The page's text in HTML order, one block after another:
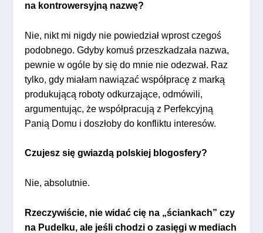
na kontrowersyjną nazwę?
Nie, nikt mi nigdy nie powiedział wprost czegoś
podobnego. Gdyby komuś przeszkadzała nazwa,
pewnie w ogóle by się do mnie nie odezwał. Raz
tylko, gdy miałam nawiązać współpracę z marką
produkującą roboty odkurzające, odmówili,
argumentując, że współpracują z Perfekcyjną
Panią Domu i doszłoby do konfliktu interesów.
Czujesz się gwiazdą polskiej blogosfery?
Nie, absolutnie.
Rzeczywiście, nie widać cię na „ściankach” czy
na Pudelku, ale jeśli chodzi o zasięgi w mediach